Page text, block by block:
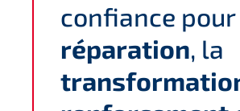
confiance pour
réparation, la